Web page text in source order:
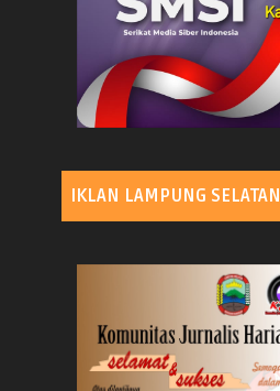
IKLAN LAMPUNG SELATAN